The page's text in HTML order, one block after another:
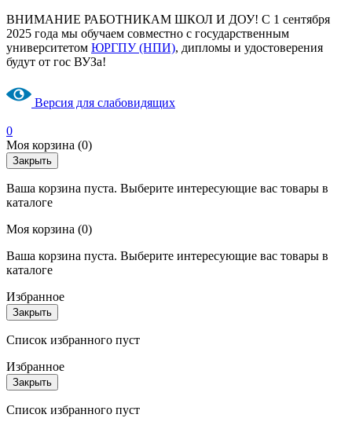
ВНИМАНИЕ РАБОТНИКАМ ШКОЛ И ДОУ! С 1 сентября
2025 года мы обучаем совместно с государственным
университетом ЮРГПУ (НПИ), дипломы и удостоверения
будут от гос ВУЗа!
Версия для слабовидящих
0
Моя корзина (0)
Закрыть
Ваша корзина пуста. Выберите интересующие вас товары в
каталоге
Моя корзина (0)
Ваша корзина пуста. Выберите интересующие вас товары в
каталоге
Избранное
Закрыть
Список избранного пуст
Избранное
Закрыть
Список избранного пуст